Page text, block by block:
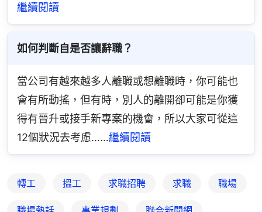
繼續閱讀
如何判斷自是否讓辭職？
當公司有越來越多人離職或想離職時，你可能也
會有所動搖，但有時，別人的離開卻可能是你獲
得有晉升或接手新專案的機會，所以大家可從這
12個狀況去考慮……繼續閱讀
轉工 搵工 求職招聘 求職 職場